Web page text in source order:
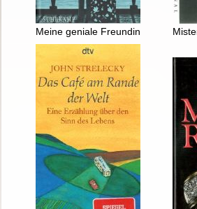
Meine geniale Freundin : Roman